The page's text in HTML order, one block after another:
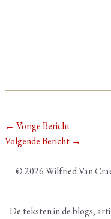
← Vorige Bericht
Volgende Bericht →
© 2026 Wilfried Van
De teksten in de blogs,